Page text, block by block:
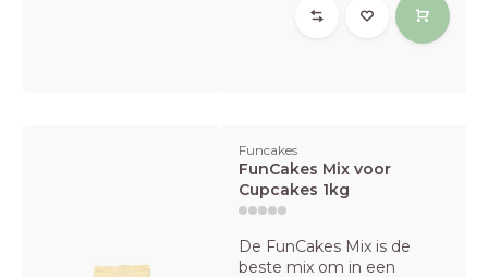
Funcakes
FunCakes Mix voor
Cupcakes 1kg
De FunCakes Mix is de
beste mix om in een